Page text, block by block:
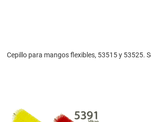
Cepillo para mangos flexibles, 53515 y 53525.